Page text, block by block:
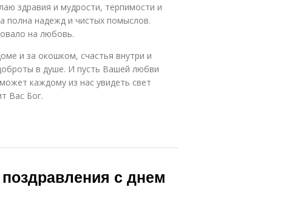
здравия и мудрости, терпимости и
полна надежд и чистых помыслов.
на любовь.
и за окошком, счастья внутри и
в душе. И пусть Вашей любви
каждому из нас увидеть свет
Вас Бог.
с днем